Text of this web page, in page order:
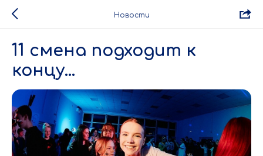
Новости
11 смена подходит к
концу...